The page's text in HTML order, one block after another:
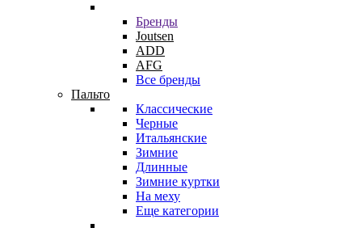
Бренды
Joutsen
ADD
AFG
Все бренды
Пальто
Классические
Черные
Итальянские
Зимние
Длинные
Зимние куртки
На меху
Еще категории